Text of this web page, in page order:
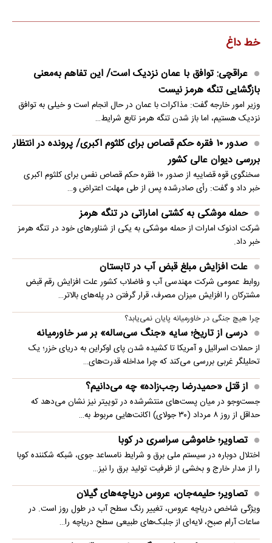
خط داغ
عراقچی: توافق با عمان نزدیک است/ این تفاهم به‌معنی
بازگشایی تنگه هرمز نیست
وزیر امور خارجه گفت: مذاکرات با عمان در حال انجام است و خیلی به توافق
نزدیک هستیم، اما باز شدن تنگه هرمز تابع شرایط…
صدور ۱۰ فقره حکم قصاص برای کلثوم اکبری/ پرونده در انتظار
بررسی دیوان عالی کشور
سخنگوی قوه قضاییه از صدور ۱۰ فقره حکم قصاص نفس برای کلثوم اکبری
خبر داد و گفت: رأی صادرشده پس از طی مهلت اعتراض و…
حمله موشکی به کشتی اماراتی در تنگه هرمز
شرکت ادنوک امارات از حمله موشکی به یکی از شناورهای خود در تنگه هرمز
خبر داد.
علت افزایش مبلغ قبض آب در تابستان
روابط عمومی شرکت مهندسی آب و فاضلاب کشور علت افزایش رقم قبض
مشترکان را افزایش میزان مصرف، قرار گرفتن در پله‌های بالاتر…
چرا هیچ جنگی در خاورمیانه پایان نمی‌یابد؟
درسی از تاریخ؛ سایه «جنگ سی‌ساله» بر سر خاورمیانه
از حملات اسرائیل و آمریکا تا کشیده شدن پای اوکراین به دریای خزر؛ یک
تحلیلگر غربی بررسی می‌کند که چرا مداخله قدرت‌های…
از قتل «حمیدرضا رجب‌زاده» چه می‌دانیم؟
جست‌وجو در میان پست‌های منتشرشده در توییتر نیز نشان می‌دهد که
حداقل از روز ۸ مرداد (۳۰ جولای) اکانت‌هایی مربوط به…
تصاویر؛ خاموشی سراسری در کوبا
اختلال دوباره در سیستم ملی برق و شرایط نامساعد جوی، شبکه شکننده کوبا
را از مدار خارج و بخشی از ظرفیت تولید برق را نیز…
تصاویر؛ حلیمه‌جان، عروس دریاچه‌های گیلان
ویژگی شاخص دریاچه عروس، تغییر رنگ سطح آب در طول روز است. در
ساعات آرام صبح، لایه‌ای از جلبک‌های طبیعی سطح دریاچه را…